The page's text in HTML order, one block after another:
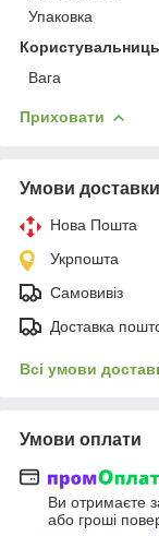
Упаковка
Вага
Приховати
Умови доставки
Нова Пошта
Укрпошта
Самовивіз
Доставка
Всі умови
Умови оплати
Ви отримаєте
або гроші